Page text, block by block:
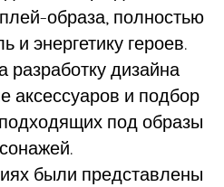
образа, полностью
и энергетику героев.
разработку дизайна
аксессуаров и подбор
под образы
были представлены